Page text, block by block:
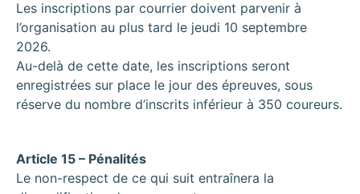
Les inscriptions par courrier doivent parvenir à
l’organisation au plus tard le jeudi 10 septembre
2026.
Au-delà de cette date, les inscriptions seront
enregistrées sur place le jour des épreuves, sous
réserve du nombre d’inscrits inférieur à 350 coureurs.
Article 15 – Pénalités
Le non-respect de ce qui suit entraînera la